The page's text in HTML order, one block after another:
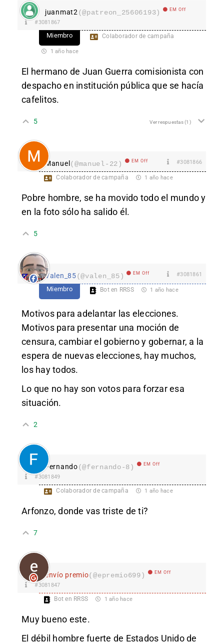
juanmat2 (@patreon_25606193) EM Off
#3081867
Miembro Colaborador de campaña
1 año hace
El hermano de Juan Guerra comisionista con
despacho en institución pública que se hacía
cafelitos.
5 Ver respuestas(1)
Manuel(@manuel-22) EM Off #3081866
Colaborador de campaña 1 año hace
Pobre hombre, se ha movido todo el mundo y
en la foto sólo ha salido él.
5
Valen_85(@valen_85) EM Off #3081861
Miembro Bot en RRSS 1 año hace
Motivos para adelantar las elecciones.
Motivos para presentar una moción de
censura, cambiar el gobierno y gobernar, a la
espera de nuevas elecciones, hay muchos,
los hay todos.
Lo que no hay son votos para forzar esa
situación.
2
Fernando(@fernando-8) EM Off
#3081849
Colaborador de campaña 1 año hace
Arfonzo, donde vas triste de ti?
7
envío premio(@epremio699) EM Off
#3081847
Bot en RRSS 1 año hace
Muy bueno este.
El débil hombre fuerte de Estados Unido de